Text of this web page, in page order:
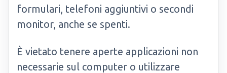
formulari, telefoni aggiuntivi o secondi
monitor, anche se spenti.
È vietato tenere aperte applicazioni non
necessarie sul computer o utilizzare